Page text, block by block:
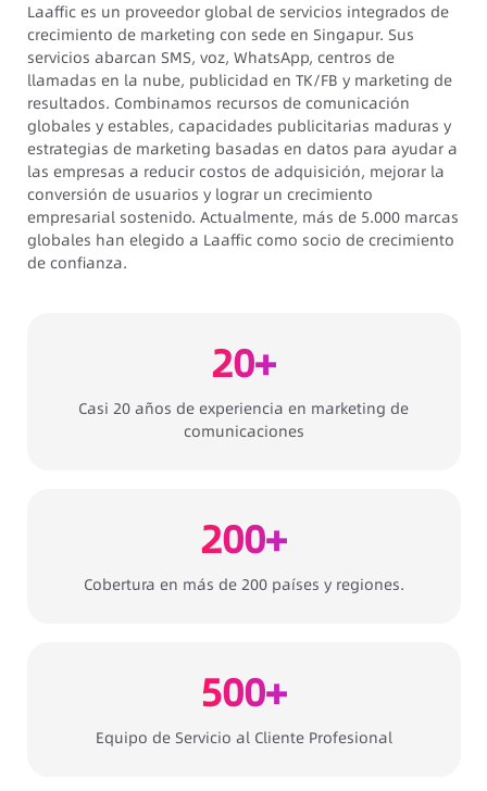
Laaffic es un proveedor global de servicios integrados de
crecimiento de marketing con sede en Singapur. Sus
servicios abarcan SMS, voz, WhatsApp, centros de
llamadas en la nube, publicidad en TK/FB y marketing de
resultados. Combinamos recursos de comunicación
globales y estables, capacidades publicitarias maduras y
estrategias de marketing basadas en datos para ayudar a
las empresas a reducir costos de adquisición, mejorar la
conversión de usuarios y lograr un crecimiento
empresarial sostenido. Actualmente, más de 5.000 marcas
globales han elegido a Laaffic como socio de crecimiento
de confianza.
20+
Casi 20 años de experiencia en marketing de
comunicaciones
200+
Cobertura en más de 200 países y regiones.
500+
Equipo de Servicio al Cliente Profesional